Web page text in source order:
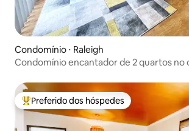
Condomínio ⋅ Raleigh
Condomínio encantador de 2 quartos no
Entre os melhores preferidos dos
Preferido dos hóspedes